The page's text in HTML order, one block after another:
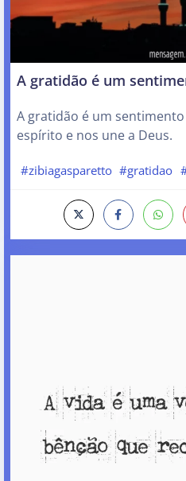
A gratidão é um
A gratidão é um
espírito e nos une a Deus.
#zibiagasparetto #gratidao